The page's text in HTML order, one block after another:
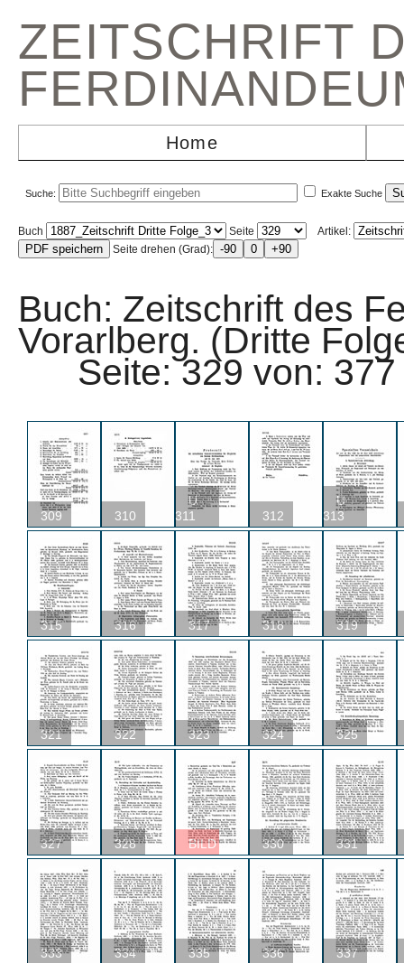
ZEITSCHRIFT
Home
Suche: Exakte Suche
Buch Seite
Artikel:
Seite drehen (Grad):
Buch: Zeitschrift des
Vorarlberg. (Dritte
Seite: 329 von:
309 310
U
311
312
U
313
315 316 317 318 319
321 322 323 324 325
327 328 BILD 330 331
333 334 335 336 337